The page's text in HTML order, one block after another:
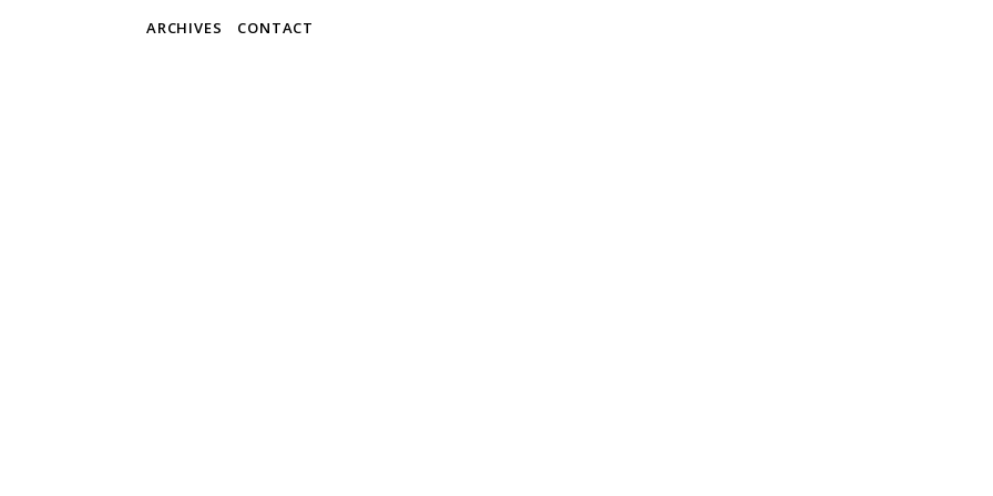
ARCHIVES CONTACT